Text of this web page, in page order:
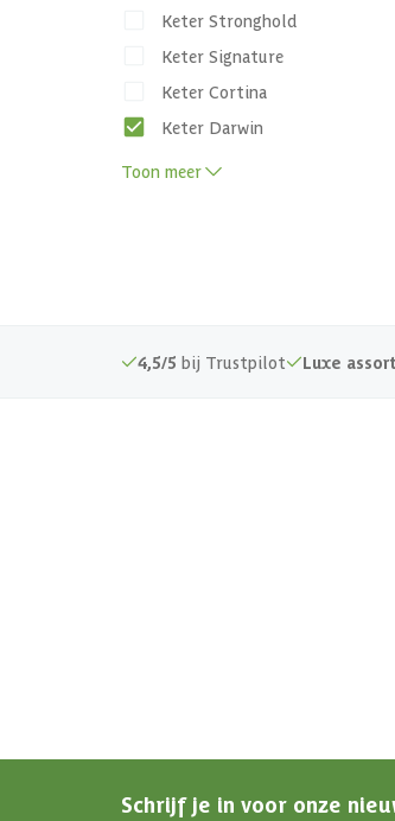
Keter Stronghold
Keter Signature
Keter Cortina
Keter Darwin
Toon meer
4,5/5 bij Trustpilot Luxe
Schrijf je in voor onze